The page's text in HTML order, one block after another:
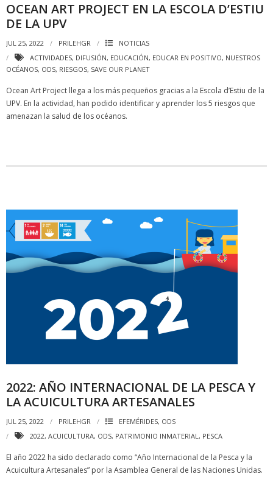
OCEAN ART PROJECT EN LA ESCOLA D’ESTIU
DE LA UPV
JUL 25, 2022 PRILEHGR
NOTICIAS
ACTIVIDADES, DIFUSIÓN, EDUCACIÓN, EDUCAR EN POSITIVO, NUESTROS
OCÉANOS, ODS, RIESGOS, SAVE OUR PLANET
Ocean Art Project llega a los más pequeños gracias a la Escola d’Estiu de la
UPV. En la actividad, han podido identificar y aprender los 5 riesgos que
amenazan la salud de los océanos.
2022: AÑO INTERNACIONAL DE LA PESCA Y
LA ACUICULTURA ARTESANALES
JUL 25, 2022 PRILEHGR EFEMÉRIDES, ODS
2022, ACUICULTURA, ODS, PATRIMONIO INMATERIAL, PESCA
El año 2022 ha sido declarado como “Año Internacional de la Pesca y la
Acuicultura Artesanales” por la Asamblea General de las Naciones Unidas.